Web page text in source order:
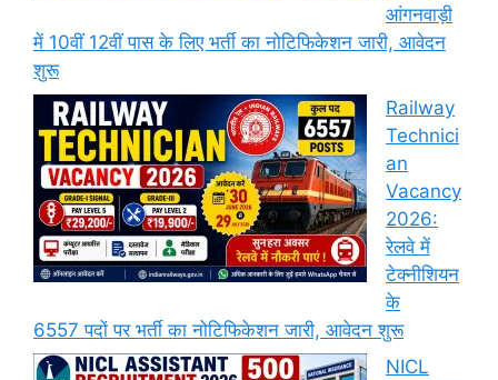
आंगनवाड़ी
में 10वीं 12वीं पास के लिए भर्ती का नोटिफिकेशन जारी, आवेदन
शुरू
Railway
Technici
an
Vacancy
2026:
रेलवे में
टेक्नीशियन
के
6557 पदों पर भर्ती का नोटिफिकेशन जारी, आवेदन शुरू
NICL